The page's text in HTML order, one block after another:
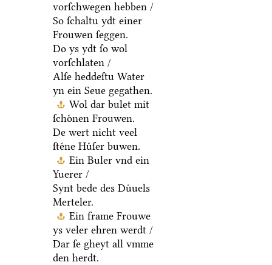
vorſchwegen hebben /
So ſchaltu ydt einer
Frouwen ſeggen.
Do ys ydt ſo wol
vorſchlaten /
Alſe heddeſtu Water
yn ein Seue gegathen.
Wol dar bulet mit
ſchoͤnen Frouwen.
De wert nicht veel
ſteͤne Huͤſer buwen.
Ein Buler vnd ein
Yuerer /
Synt bede des Duͤuels
Merteler.
Ein frame Frouwe
ys veler ehren werdt /
Dar ſe gheyt all vmme
den herdt.